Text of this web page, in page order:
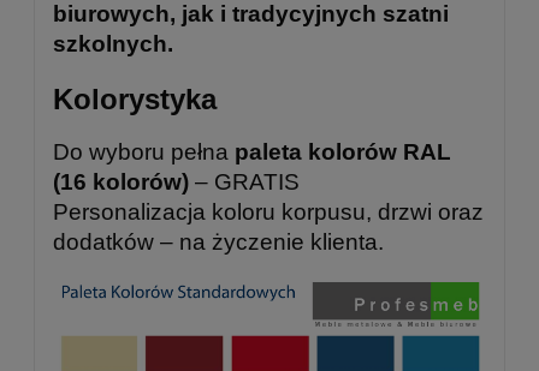
biurowych, jak i tradycyjnych szatni
szkolnych.
Kolorystyka
Do wyboru pełna paleta kolorów RAL
(16 kolorów) – GRATIS
Personalizacja koloru korpusu, drzwi oraz
dodatków – na życzenie klienta.